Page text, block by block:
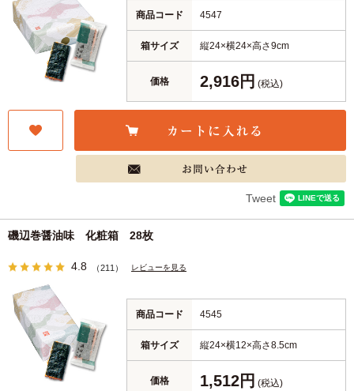
商品コード 4547
箱サイズ 縦24×横24×高さ9cm
価格 2,916円 (税込)
Tweet
磯辺巻醤油味 化粧箱 28枚
4.8 （211） レビューを見る
商品コード 4545
箱サイズ 縦24×横12×高さ8.5cm
価格 1,512円 (税込)